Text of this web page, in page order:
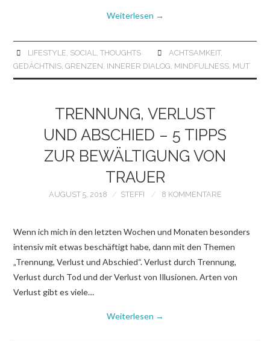
Weiterlesen →
LIFESTYLE, SOCIAL, THOUGHTS ACHTSAMKEIT,
GEDÄCHTNIS,GRENZEN, INNERER DIALOG, MINDFULNESS, MUT
TRENNUNG, VERLUST
UND ABSCHIED – 5 TIPPS
ZUR BEWÄLTIGUNG VON
TRAUER
AUGUST 5, 2018 STEFFI 8 KOMMENTARE
Wenn ich mich in den letzten Wochen und Monaten besonders
intensiv mit etwas beschäftigt habe, dann mit den Themen
„Trennung, Verlust und Abschied“. Verlust durch Trennung,
Verlust durch Tod und der Verlust von Illusionen. Arten von
Verlust gibt es viele…
Weiterlesen →